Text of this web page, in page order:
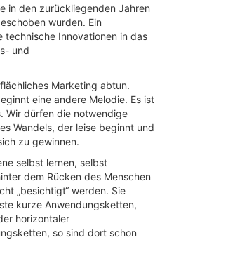
in den zurückliegenden Jahren
wurden. Ein
Innovationen in das
und
Marketing abtun.
eine andere Melodie. Es ist
Wir dürfen die notwendige
Wandels, der leise beginnt und
zu gewinnen.
selbst lernen, selbst
dem Rücken des Menschen
„besichtigt“ werden. Sie
kurze Anwendungsketten,
horizontaler
so sind dort schon